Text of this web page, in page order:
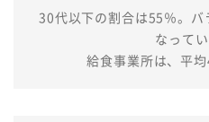
30代以下の割合は55％。
なってい
給食事業所は、平均